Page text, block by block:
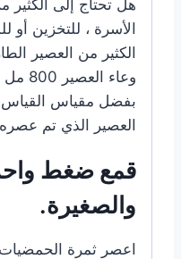
هل تحتاج إلى الكثير
الأسرة ، للتخزين أو
الكثير من العصير
وعاء
بفضل مقياس القياس
العصير الذي تم
قمع ضغط واحد
والصغيرة.
اعصر ثمرة